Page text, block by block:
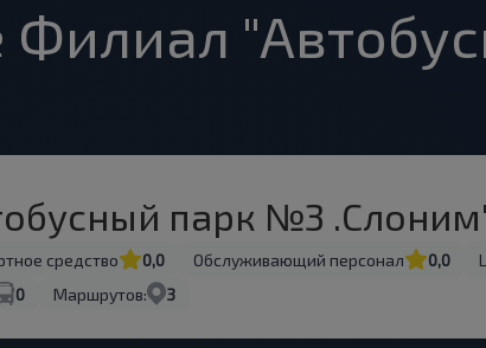
парк №3
средство 0,0 Обслуживающий персонал 0,0
0 Маршрутов: 3